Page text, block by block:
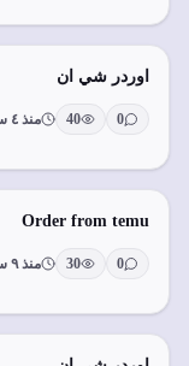
اوردر شي ان
0
40 منذ ٤ ساعات
Order from temu
0
30 منذ ٩ ساعات